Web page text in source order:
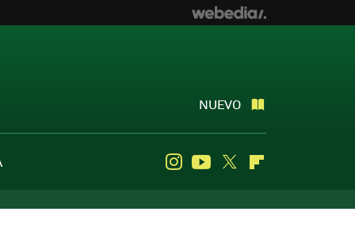
NUEVO
InstagramYoutube
Twitter